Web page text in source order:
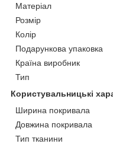
Матеріал
Розмір
Колір
Подарункова упаковка
Країна виробник
Тип
Користувальницькі
Ширина покривала
Довжина покривала
Тип тканини